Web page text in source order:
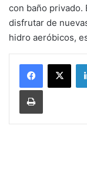
con baño privado.
disfrutar de
hidro aeróbicos,
Print